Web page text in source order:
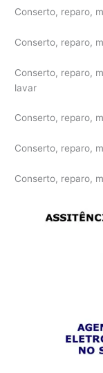
Conserto, reparo,
Conserto, reparo,
Conserto, reparo,
lavar
Conserto, reparo,
Conserto, reparo,
Conserto, reparo,